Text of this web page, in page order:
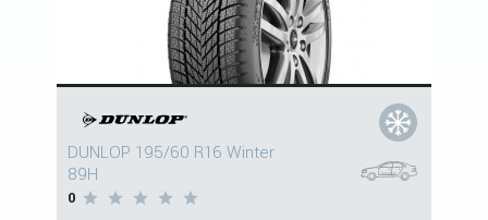
DUNLOP 195/60 R16 Winter
89H
0